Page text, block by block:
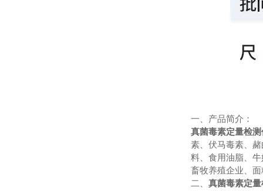
一、产品简介：
真菌毒素定量检测
素、伏马毒素、
料、食用油脂、
畜牧养殖企业、
二、 真菌毒素定